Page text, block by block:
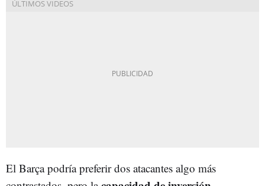
El Barça podría preferir dos atacantes algo más